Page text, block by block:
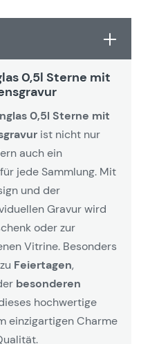
0,5l Sterne mit
0,5l Sterne mit
ist nicht nur
auch ein
jede Sammlung. Mit
und der
Gravur wird
oder zur
Vitrine. Besonders
Feiertagen,
besonderen
hochwertige
einzigartigen Charme